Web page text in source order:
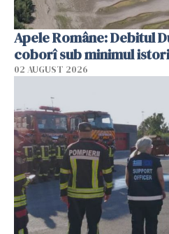
Apele Române: Debitul
coborî sub minimul
02 AUGUST 2026